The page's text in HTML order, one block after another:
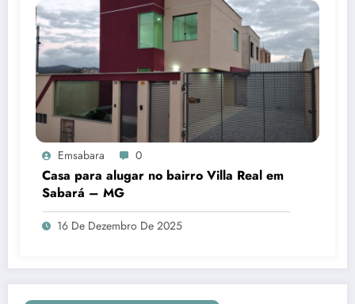
Emsabara 0
Casa para alugar no bairro Villa Real em
Sabará – MG
16 De Dezembro De 2025